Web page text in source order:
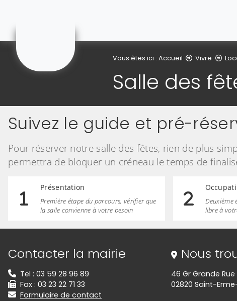
Vous êtes ici : Accueil Vivre
Salle des
Suivez le guide et pré-
Pour réserver notre salle des fêtes, rien de plus
permettra de bloquer un créneau le temps de
Présentation
Première étape du parcours, vérifier que
la salle convienne à votre besoin
Deuxième
libre à
Informations de contact
Contacter la mairie
Tel : 03 59 28 96 89
Fax : 03 23 22 71 33
Formulaire de contact
Nous
46 Gr Grande Rue
02820 Saint-